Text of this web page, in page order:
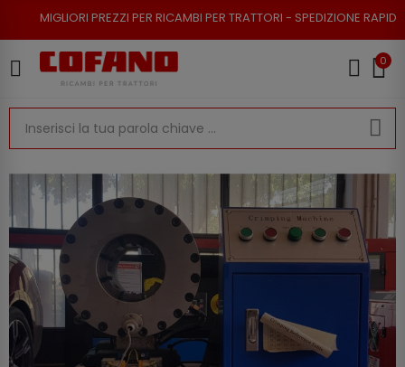
PREZZI PER RICAMBI PER TRATTORI - SPEDIZIONE RAPIDA - RESO
0